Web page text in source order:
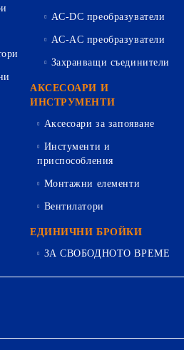
AC-DC преобразуватели
AC-AC преобразуватели
Захранващи съединители
АКСЕСОАРИ И
ИНСТРУМЕНТИ
Аксесоари за запояване
Инстументи и
приспособления
Монтажни елементи
Вентилатори
ЕДИНИЧНИ БРОЙКИ
ЗА СВОБОДНОТО ВРЕМЕ